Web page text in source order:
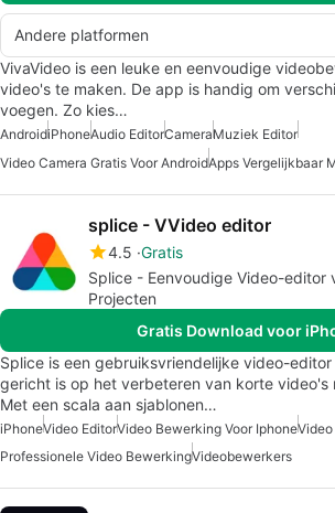
Andere platformen
VivaVideo is een leuke en eenvoudige
video's te maken. De app is handig om
voegen. Zo kies…
AndroidiPhoneAudio EditorCameraMuziek Editor
Video Camera Gratis Voor AndroidApps Vergelijkbaar
splice - VVideo editor
4.5 Gratis
Splice - Eenvoudige Video-editor
Projecten
Gratis Download voor
Splice is een gebruiksvriendelijke video-
gericht is op het verbeteren van korte video's
Met een scala aan sjablonen…
iPhoneVideo EditorVideo Bewerking Voor Iphone
Professionele Video BewerkingVideobewerkers